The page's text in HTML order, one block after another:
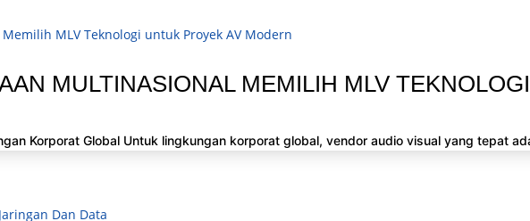
MULTINASIONAL MEMILIH MLV
Korporat Global Untuk lingkungan korporat global, vendor audio visual yang tepat